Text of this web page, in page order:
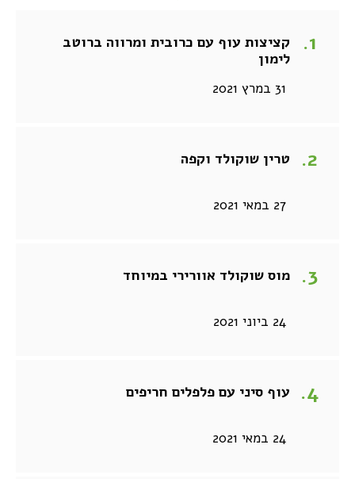
קציצות עוף עם כרובית ומרווה ברוטב
לימון
31 במרץ 2021
טרין שוקולד וקפה
27 במאי 2021
מוס שוקולד אוורירי במיוחד
24 ביוני 2021
עוף סיני עם פלפלים חריפים
24 במאי 2021